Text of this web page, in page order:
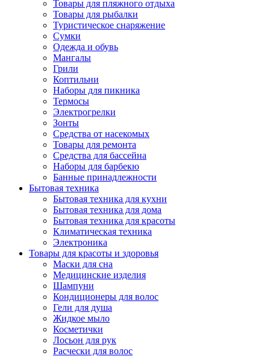
Товары для пляжного отдыха
Товары для рыбалки
Туристическое снаряжение
Сумки
Одежда и обувь
Мангалы
Грили
Коптильни
Наборы для пикника
Термосы
Электрогрелки
Зонты
Средства от насекомых
Товары для ремонта
Средства для бассейна
Наборы для барбекю
Банные принадлежности
Бытовая техника
Бытовая техника для кухни
Бытовая техника для дома
Бытовая техника для красоты
Климатическая техника
Электроника
Товары для красоты и здоровья
Маски для сна
Медицинские изделия
Шампуни
Кондиционеры для волос
Гели для душа
Жидкое мыло
Косметички
Лосьон для рук
Расчески для волос